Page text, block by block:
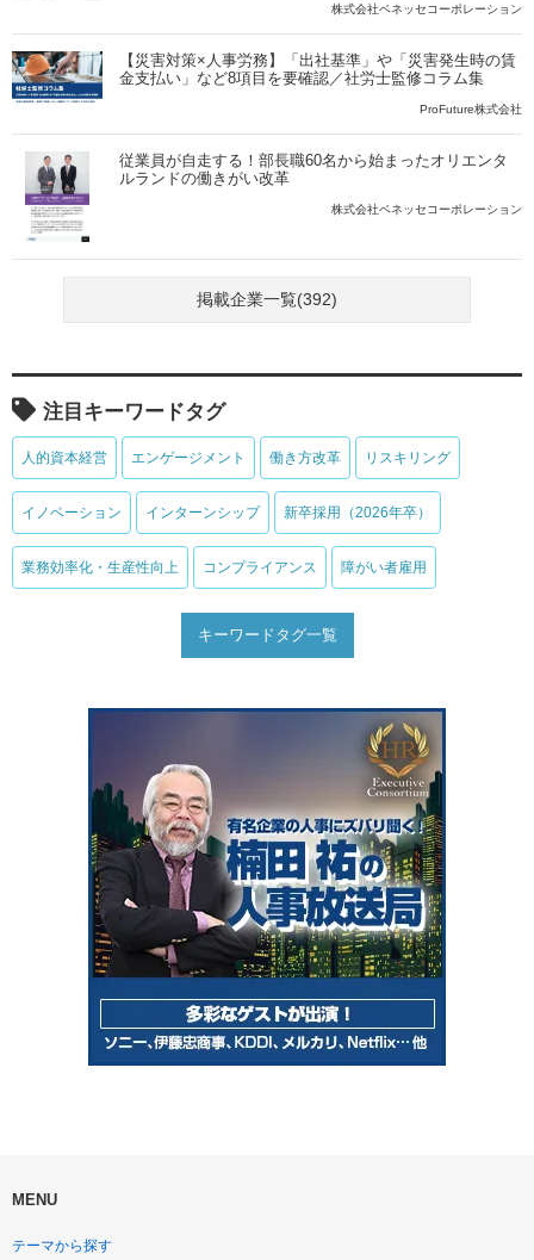
株式会社ベネッセコーポレーション
【災害対策×人事労務】「出社基準」や「災害発生時の賃
金支払い」など8項目を要確認／社労士監修コラム集
ProFuture株式会社
従業員が自走する！部長職60名から始まったオリエンタ
ルランドの働きがい改革
株式会社ベネッセコーポレーション
掲載企業一覧(392)
注目キーワードタグ
人的資本経営 エンゲージメント 働き方改革 リスキリング
イノベーション インターンシップ 新卒採用（2026年卒）
業務効率化・生産性向上 コンプライアンス 障がい者雇用
キーワードタグ一覧
MENU
テーマから探す